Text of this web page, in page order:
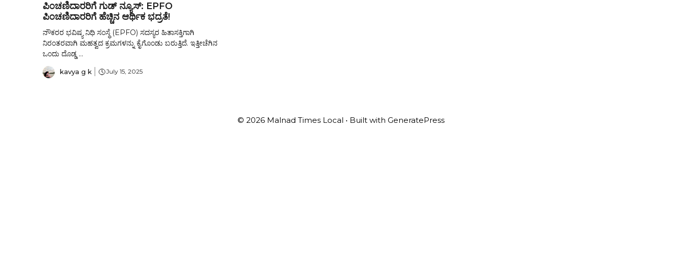
ಪಿಂಚಣಿದಾರರಿಗೆ ಗುಡ್ ನ್ಯೂಸ್: EPFO
ಪಿಂಚಣಿದಾರರಿಗೆ ಹೆಚ್ಚಿನ ಆರ್ಥಿಕ ಭದ್ರತೆ!
ನೌಕರರ ಭವಿಷ್ಯ ನಿಧಿ ಸಂಸ್ಥೆ (EPFO) ಸದಸ್ಯರ ಹಿತಾಸಕ್ತಿಗಾಗಿ
ನಿರಂತರವಾಗಿ ಮಹತ್ವದ ಕ್ರಮಗಳನ್ನು ಕೈಗೊಂಡು ಬರುತ್ತಿದೆ. ಇತ್ತೀಚೆಗಿನ
ಒಂದು ದೊಡ್ಡ ...
kavya g k July 15, 2025
© 2026 Malnad Times Local • Built with GeneratePress